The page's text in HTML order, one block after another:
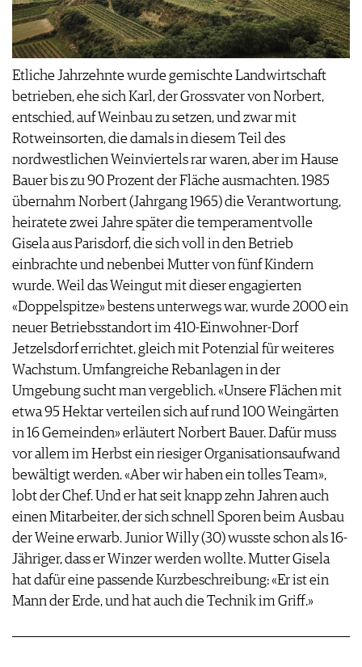
Etliche Jahrzehnte wurde gemischte Landwirtschaft
betrieben, ehe sich Karl, der Grossvater von Norbert,
entschied, auf Weinbau zu setzen, und zwar mit
Rotweinsorten, die damals in diesem Teil des
nordwestlichen Weinviertels rar waren, aber im Hause
Bauer bis zu 90 Prozent der Fläche ausmachten. 1985
übernahm Norbert (Jahrgang 1965) die Verantwortung,
heiratete zwei Jahre später die temperamentvolle
Gisela aus Parisdorf, die sich voll in den Betrieb
einbrachte und nebenbei Mutter von fünf Kindern
wurde. Weil das Weingut mit dieser engagierten
«Doppelspitze» bestens unterwegs war, wurde 2000 ein
neuer Betriebsstandort im 410-Einwohner-Dorf
Jetzelsdorf errichtet, gleich mit Potenzial für weiteres
Wachstum. Umfangreiche Rebanlagen in der
Umgebung sucht man vergeblich. «Unsere Flächen mit
etwa 95 Hektar verteilen sich auf rund 100 Weingärten
in 16 Gemeinden» erläutert Norbert Bauer. Dafür muss
vor allem im Herbst ein riesiger Organisationsaufwand
bewältigt werden. «Aber wir haben ein tolles Team»,
lobt der Chef. Und er hat seit knapp zehn Jahren auch
einen Mitarbeiter, der sich schnell Sporen beim Ausbau
der Weine erwarb. Junior Willy (30) wusste schon als 16-
Jähriger, dass er Winzer werden wollte. Mutter Gisela
hat dafür eine passende Kurzbeschreibung: «Er ist ein
Mann der Erde, und hat auch die Technik im Griff.»